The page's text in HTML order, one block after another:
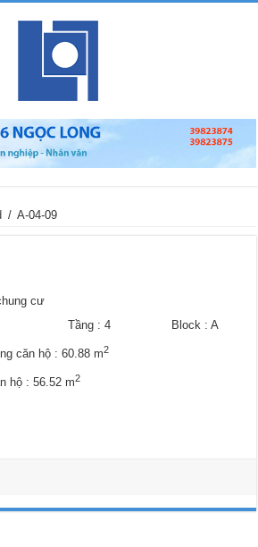
/ A-04-09
cư
9 Tầng : 4 Block : A
căn hộ : 60.88 m2
hộ : 56.52 m2